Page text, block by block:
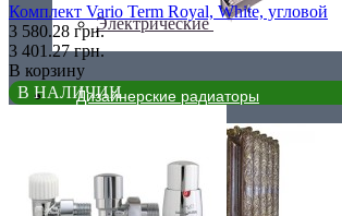
Электрические
Дизайнерские радиаторы
Комплект Vario Term Royal, White, угловой
3 580.28 грн.
3 401.27 грн.
В корзину
В НАЛИЧИИ